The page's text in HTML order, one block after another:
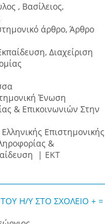
, Βασίλειος,
άρθρο, Άρθρο
Διαχείριση
Ένωση
& Επικοινωνιών Στην
Επιστημονικής
&
| ΕΚΤ
Η/Υ ΣΤΟ ΣΧΟΛΕΙΟ + =